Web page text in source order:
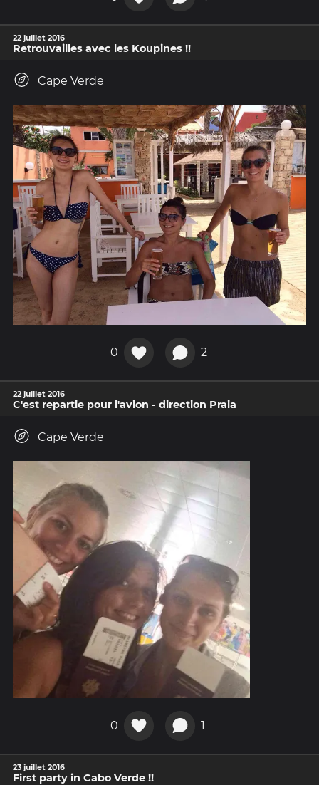
22 juillet 2016
Retrouvailles avec les Koupines !!
Cape Verde
0 2
22 juillet 2016
C'est repartie pour l'avion - direction Praia
Cape Verde
0 1
23 juillet 2016
First party in Cabo Verde !!